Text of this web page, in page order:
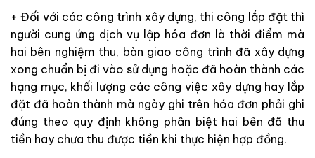
+ Đối với các công trình xây dựng, thi công lắp đặt thì
người cung ứng dịch vụ lập hóa đơn là thời điểm mà
hai bên nghiệm thu, bàn giao công trình đã xây dựng
xong chuẩn bị đi vào sử dụng hoặc đã hoàn thành các
hạng mục, khối lượng các công việc xây dựng hay lắp
đặt đã hoàn thành mà ngày ghi trên hóa đơn phải ghi
đúng theo quy định không phân biệt hai bên đã thu
tiền hay chưa thu được tiền khi thực hiện hợp đồng.